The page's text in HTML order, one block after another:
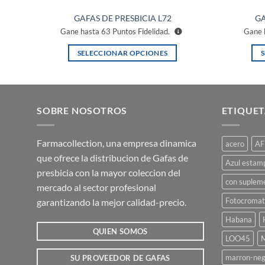
GAFAS DE PRESBICIA L72
Gane hasta 63 Puntos Fidelidad.
SELECCIONAR OPCIONES
múltiples
opciones
se
pueden
elegir
en
página
producto
Gane
SOBRE NOSOTROS
Farmacollection, una empresa dinamica
que ofrece la distribucion de Gafas de
presbicia con la mayor coleccion del
mercado al sector profesional
garantizando la mejor calidad-precio.
QUIEN SOMOS
SU PROVEEDOR DE GAFAS
acero
Azul
con
Habana
LOO45
marron-